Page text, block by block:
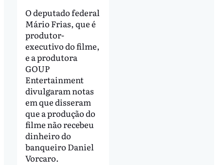
O deputado federal
Mário Frias, que é
produtor-
executivo do filme,
e a produtora
GOUP
Entertainment
divulgaram notas
em que disseram
que a produção do
filme não recebeu
dinheiro do
banqueiro Daniel
Vorcaro.